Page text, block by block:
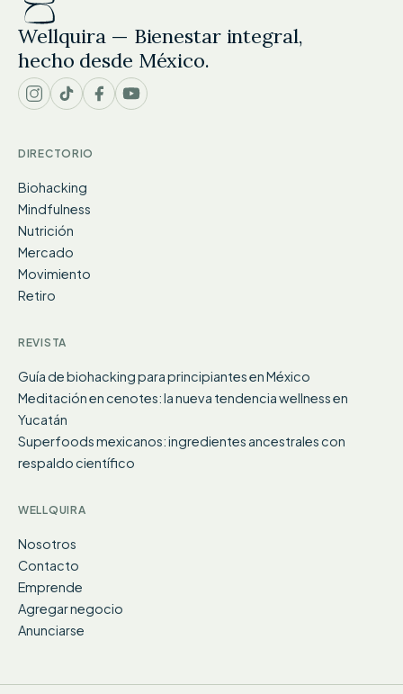
Wellquira — Bienestar integral,
hecho desde México.
DIRECTORIO
Biohacking
Mindfulness
Nutrición
Mercado
Movimiento
Retiro
REVISTA
Guía de biohacking para principiantes en México
Meditación en cenotes: la nueva tendencia wellness en
Yucatán
Superfoods mexicanos: ingredientes ancestrales con
respaldo científico
WELLQUIRA
Nosotros
Contacto
Emprende
Agregar negocio
Anunciarse